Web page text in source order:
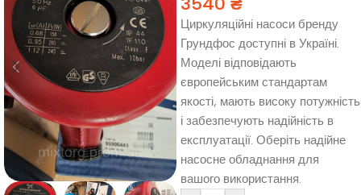
Циркуляційні насоси бренду
Грундфос доступні в Україні.
Моделі відповідають
європейським стандартам
якості, мають високу потужність
і забезпечують надійність в
експлуатації. Оберіть надійне
насосне обладнання для
вашого використання.